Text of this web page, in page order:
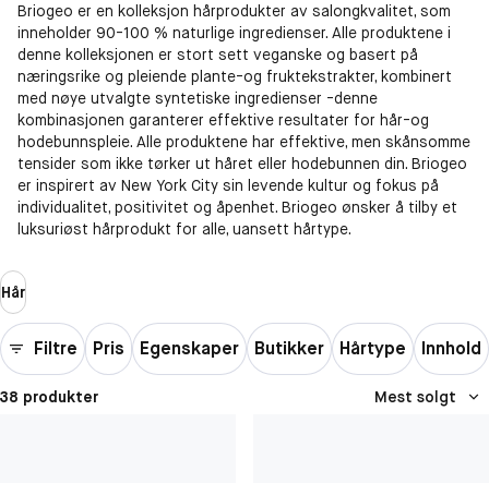
Briogeo er en kolleksjon hårprodukter av salongkvalitet, som
inneholder 90-100 % naturlige ingredienser. Alle produktene i
denne kolleksjonen er stort sett veganske og basert på
næringsrike og pleiende plante-og fruktekstrakter, kombinert
med nøye utvalgte syntetiske ingredienser -denne
kombinasjonen garanterer effektive resultater for hår-og
hodebunnspleie. Alle produktene har effektive, men skånsomme
tensider som ikke tørker ut håret eller hodebunnen din. Briogeo
er inspirert av New York City sin levende kultur og fokus på
individualitet, positivitet og åpenhet. Briogeo ønsker å tilby et
luksuriøst hårprodukt for alle, uansett hårtype.
Hår
Filtre Pris Egenskaper Butikker Hårtype Innhold
38 produkter Mest solgt